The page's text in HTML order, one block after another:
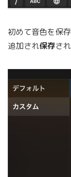
初めて音色を保
追加され保存さ